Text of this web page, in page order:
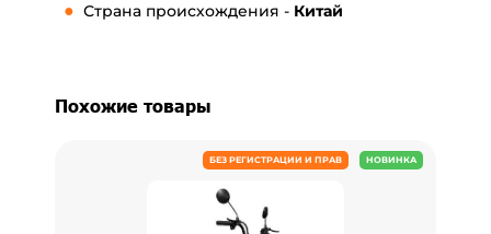
Страна происхождения - Китай
Похожие товары
БЕЗ РЕГИСТРАЦИИ И ПРАВ НОВИНКА